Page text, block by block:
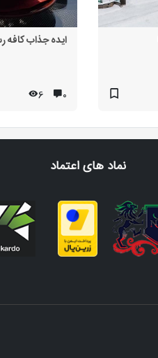
ایده جذاب کافه
۰ 6
نماد های اعتماد